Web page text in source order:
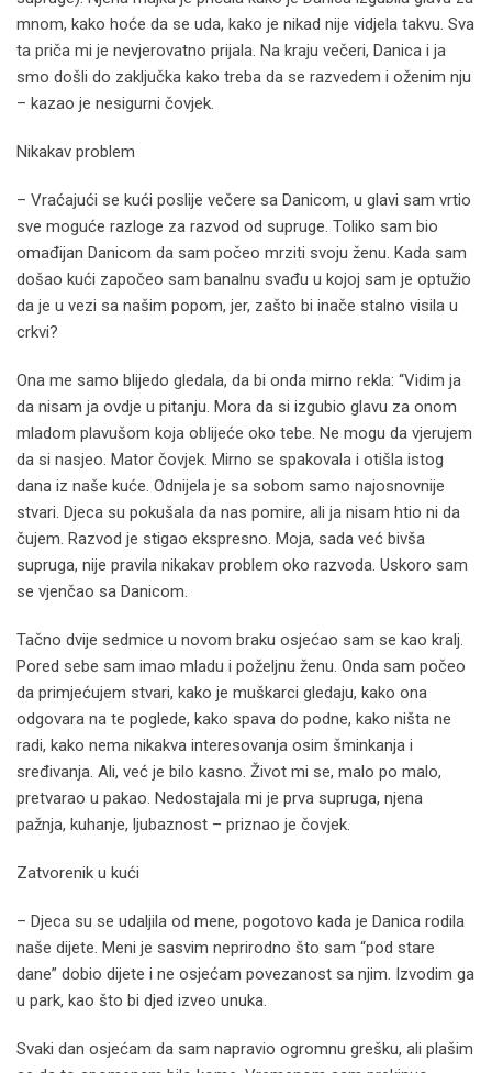
mnom, kako hoće da se uda, kako je nikad nije vidjela takvu. Sva
ta priča mi je nevjerovatno prijala. Na kraju večeri, Danica i ja
smo došli do zaključka kako treba da se razvedem i oženim nju
– kazao je nesigurni čovjek.
Nikakav problem
– Vraćajući se kući poslije večere sa Danicom, u glavi sam vrtio
sve moguće razloge za razvod od supruge. Toliko sam bio
omađijan Danicom da sam počeo mrziti svoju ženu. Kada sam
došao kući započeo sam banalnu svađu u kojoj sam je optužio
da je u vezi sa našim popom, jer, zašto bi inače stalno visila u
crkvi?
Ona me samo blijedo gledala, da bi onda mirno rekla: “Vidim ja
da nisam ja ovdje u pitanju. Mora da si izgubio glavu za onom
mladom plavušom koja oblijeće oko tebe. Ne mogu da vjerujem
da si nasjeo. Mator čovjek. Mirno se spakovala i otišla istog
dana iz naše kuće. Odnijela je sa sobom samo najosnovnije
stvari. Djeca su pokušala da nas pomire, ali ja nisam htio ni da
čujem. Razvod je stigao ekspresno. Moja, sada već bivša
supruga, nije pravila nikakav problem oko razvoda. Uskoro sam
se vjenčao sa Danicom.
Tačno dvije sedmice u novom braku osjećao sam se kao kralj.
Pored sebe sam imao mladu i poželjnu ženu. Onda sam počeo
da primjećujem stvari, kako je muškarci gledaju, kako ona
odgovara na te poglede, kako spava do podne, kako ništa ne
radi, kako nema nikakva interesovanja osim šminkanja i
sređivanja. Ali, već je bilo kasno. Život mi se, malo po malo,
pretvarao u pakao. Nedostajala mi je prva supruga, njena
pažnja, kuhanje, ljubaznost – priznao je čovjek.
Zatvorenik u kući
– Djeca su se udaljila od mene, pogotovo kada je Danica rodila
naše dijete. Meni je sasvim neprirodno što sam “pod stare
dane” dobio dijete i ne osjećam povezanost sa njim. Izvodim ga
u park, kao što bi djed izveo unuka.
Svaki dan osjećam da sam napravio ogromnu grešku, ali plašim